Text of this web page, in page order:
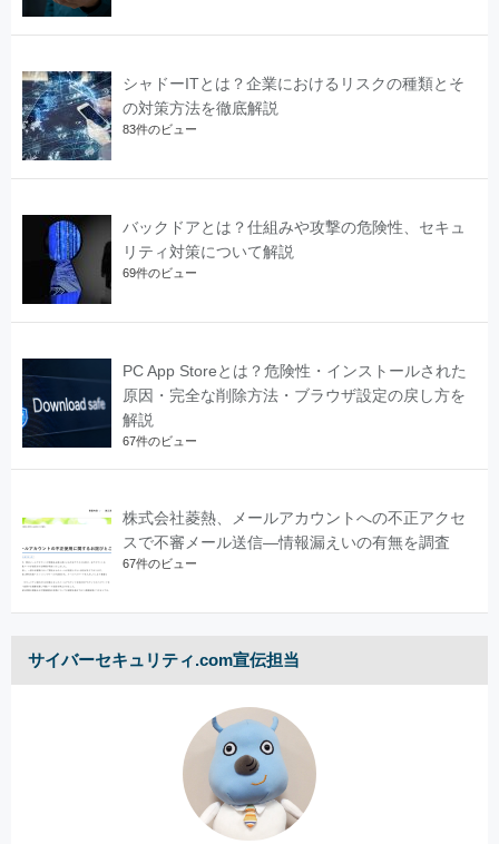
シャドーITとは？企業におけるリスクの種類とそ
の対策方法を徹底解説
83件のビュー
バックドアとは？仕組みや攻撃の危険性、セキュ
リティ対策について解説
69件のビュー
PC App Storeとは？危険性・インストールされた
原因・完全な削除方法・ブラウザ設定の戻し方を
解説
67件のビュー
株式会社菱熱、メールアカウントへの不正アクセ
スで不審メール送信―情報漏えいの有無を調査
67件のビュー
サイバーセキュリティ.com宣伝担当